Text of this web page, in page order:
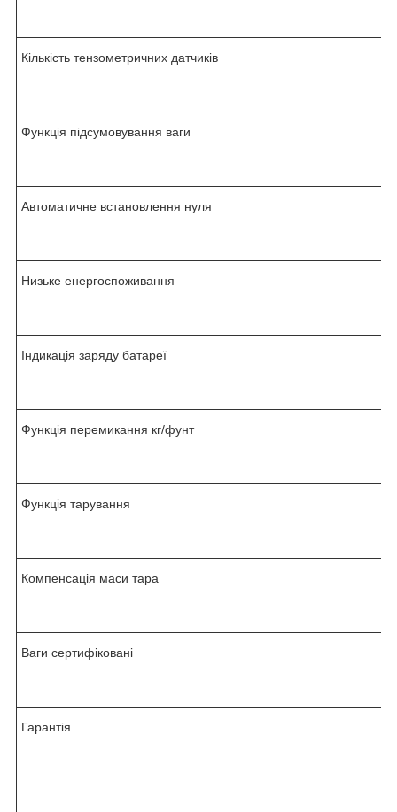
Кількість тензометричних датчиків
Функція підсумовування ваги
Автоматичне встановлення нуля
Низьке енергоспоживання
Індикація заряду батареї
Функція перемикання кг/фунт
Функція тарування
Компенсація маси тара
Ваги сертифіковані
Гарантія